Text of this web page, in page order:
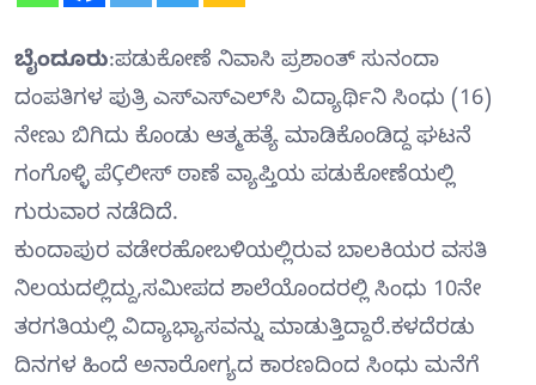
ಬೈಂದೂರು:ಪಡುಕೋಣೆ ನಿವಾಸಿ ಪ್ರಶಾಂತ್ ಸುನಂದಾ
ದಂಪತಿಗಳ ಪುತ್ರಿ ಎಸ್‍ಎಸ್‍ಎಲ್‍ಸಿ ವಿದ್ಯಾರ್ಥಿನಿ ಸಿಂಧು (16)
ನೇಣು ಬಿಗಿದು ಕೊಂಡು ಆತ್ಮಹತ್ಯೆ ಮಾಡಿಕೊಂಡಿದ್ದ ಘಟನೆ
ಗಂಗೊಳ್ಳಿ ಪೆÇಲೀಸ್ ಠಾಣೆ ವ್ಯಾಪ್ತಿಯ ಪಡುಕೋಣೆಯಲ್ಲಿ
ಗುರುವಾರ ನಡೆದಿದೆ.
ಕುಂದಾಪುರ ವಡೇರಹೋಬಳಿಯಲ್ಲಿರುವ ಬಾಲಕಿಯರ ವಸತಿ
ನಿಲಯದಲ್ಲಿದ್ದು,ಸಮೀಪದ ಶಾಲೆಯೊಂದರಲ್ಲಿ ಸಿಂಧು 10ನೇ
ತರಗತಿಯಲ್ಲಿ ವಿದ್ಯಾಭ್ಯಾಸವನ್ನು ಮಾಡುತ್ತಿದ್ದಾರೆ.ಕಳದೆರಡು
ದಿನಗಳ ಹಿಂದೆ ಅನಾರೋಗ್ಯದ ಕಾರಣದಿಂದ ಸಿಂಧು ಮನೆಗೆ